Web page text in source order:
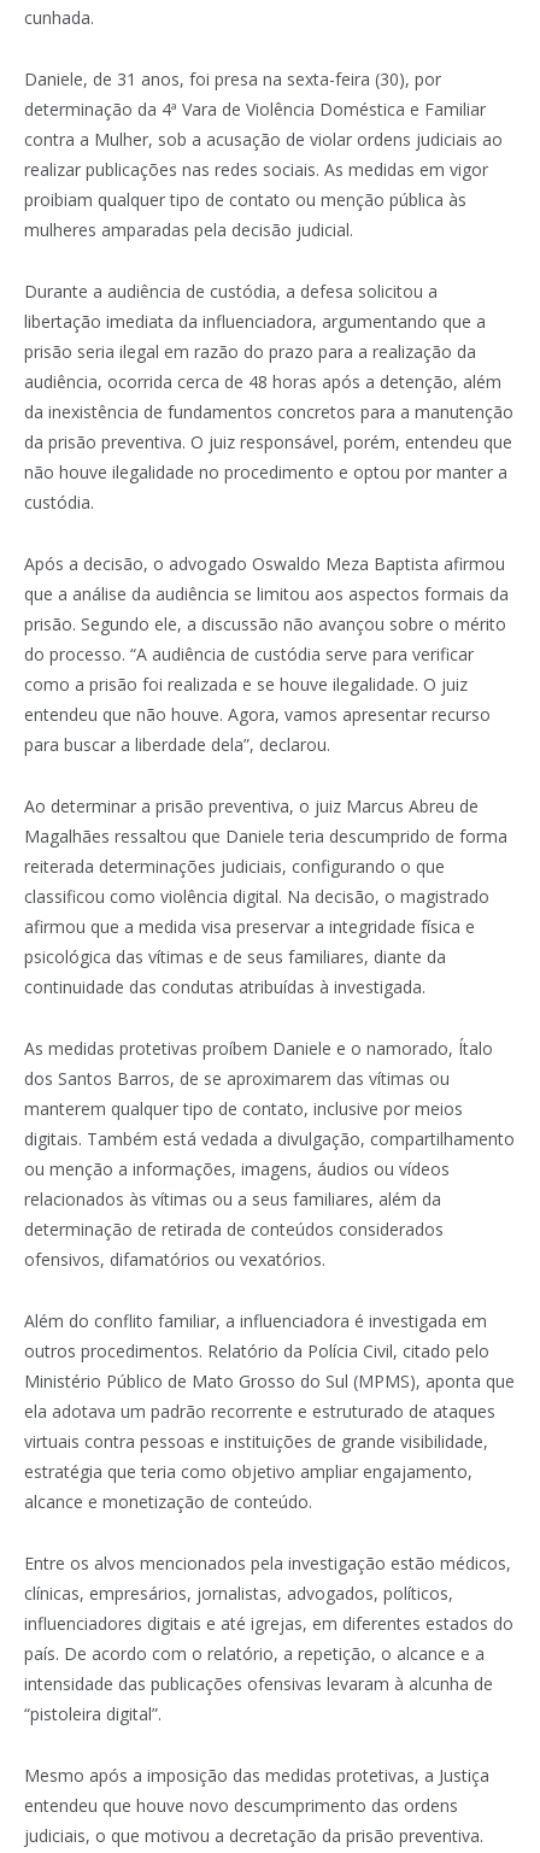
cunhada.
Daniele, de 31 anos, foi presa na sexta-feira (30), por
determinação da 4ª Vara de Violência Doméstica e Familiar
contra a Mulher, sob a acusação de violar ordens judiciais ao
realizar publicações nas redes sociais. As medidas em vigor
proibiam qualquer tipo de contato ou menção pública às
mulheres amparadas pela decisão judicial.
Durante a audiência de custódia, a defesa solicitou a
libertação imediata da influenciadora, argumentando que a
prisão seria ilegal em razão do prazo para a realização da
audiência, ocorrida cerca de 48 horas após a detenção, além
da inexistência de fundamentos concretos para a manutenção
da prisão preventiva. O juiz responsável, porém, entendeu que
não houve ilegalidade no procedimento e optou por manter a
custódia.
Após a decisão, o advogado Oswaldo Meza Baptista afirmou
que a análise da audiência se limitou aos aspectos formais da
prisão. Segundo ele, a discussão não avançou sobre o mérito
do processo. “A audiência de custódia serve para verificar
como a prisão foi realizada e se houve ilegalidade. O juiz
entendeu que não houve. Agora, vamos apresentar recurso
para buscar a liberdade dela”, declarou.
Ao determinar a prisão preventiva, o juiz Marcus Abreu de
Magalhães ressaltou que Daniele teria descumprido de forma
reiterada determinações judiciais, configurando o que
classificou como violência digital. Na decisão, o magistrado
afirmou que a medida visa preservar a integridade física e
psicológica das vítimas e de seus familiares, diante da
continuidade das condutas atribuídas à investigada.
As medidas protetivas proíbem Daniele e o namorado, Ítalo
dos Santos Barros, de se aproximarem das vítimas ou
manterem qualquer tipo de contato, inclusive por meios
digitais. Também está vedada a divulgação, compartilhamento
ou menção a informações, imagens, áudios ou vídeos
relacionados às vítimas ou a seus familiares, além da
determinação de retirada de conteúdos considerados
ofensivos, difamatórios ou vexatórios.
Além do conflito familiar, a influenciadora é investigada em
outros procedimentos. Relatório da Polícia Civil, citado pelo
Ministério Público de Mato Grosso do Sul (MPMS), aponta que
ela adotava um padrão recorrente e estruturado de ataques
virtuais contra pessoas e instituições de grande visibilidade,
estratégia que teria como objetivo ampliar engajamento,
alcance e monetização de conteúdo.
Entre os alvos mencionados pela investigação estão médicos,
clínicas, empresários, jornalistas, advogados, políticos,
influenciadores digitais e até igrejas, em diferentes estados do
país. De acordo com o relatório, a repetição, o alcance e a
intensidade das publicações ofensivas levaram à alcunha de
“pistoleira digital”.
Mesmo após a imposição das medidas protetivas, a Justiça
entendeu que houve novo descumprimento das ordens
judiciais, o que motivou a decretação da prisão preventiva.